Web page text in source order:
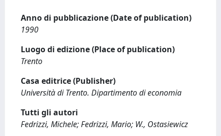
Anno di pubblicazione (Date of publication)
1990
Luogo di edizione (Place of publication)
Trento
Casa editrice (Publisher)
Università di Trento. Dipartimento di economia
Tutti gli autori
Fedrizzi, Michele; Fedrizzi, Mario; W., Ostasiewicz